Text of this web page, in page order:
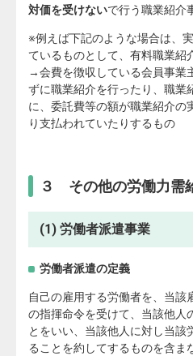
対価を受けないで行う職業紹介
※例えば下記のような場合は、
ているものとして、有料職業紹
→会費を徴収している会員事業
ずに職業紹介を行ったり、職業
に、委託費等の額が職業紹介の
り支払われていたりするもの
３ その他の労働力需
(1) 労働者派遣事業
労働者派遣の定義
自己の雇用する労働者を、当該
の指揮命令を受けて、当該他人
とをいい、当該他人に対し当該
ることを約してするものを含ま